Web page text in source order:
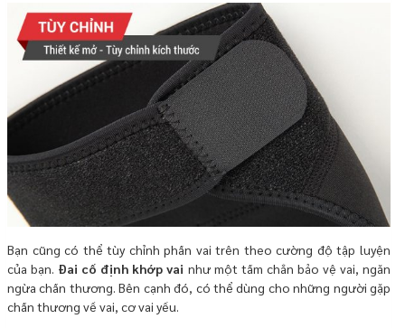
Bạn cũng có thể tùy chỉnh phần vai trên theo cường độ tập luyện
của bạn. Đai cố định khớp vai như một tấm chắn bảo vệ vai, ngăn
ngừa chấn thương. Bên cạnh đó, có thể dùng cho những người gặp
chấn thương về vai, cơ vai yếu.